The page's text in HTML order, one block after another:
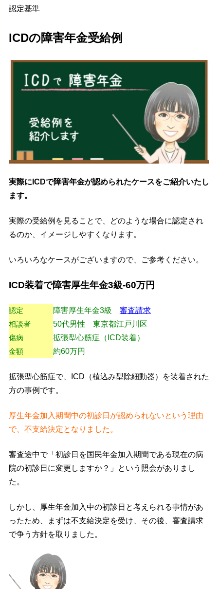
認定基準
ICDの障害年金受給例
実際にICDで障害年金が認められたケースをご紹介いたし
ます。
実際の受給例を見ることで、どのような場合に認定され
るのか、イメージしやすくなります。
いろいろなケースがございますので、ご参考ください。
ICD装着で障害厚生年金3級-60万円
認定 障害厚生年金3級 審査請求
相談者
50代男性 東京都江戸川区
傷病
拡張型心筋症（ICD装着）
金額
約60万円
拡張型心筋症で、ICD（植込み型除細動器）を装着された
方の事例です。
厚生年金加入期間中の初診日が認められないという理由
で、不支給決定となりました。
審査途中で「初診日を国民年金加入期間である現在の病
院の初診日に変更しますか？」という照会がありまし
た。
しかし、厚生年金加入中の初診日と考えられる事情があ
ったため、まずは不支給決定を受け、その後、審査請求
で争う方針を取りました。